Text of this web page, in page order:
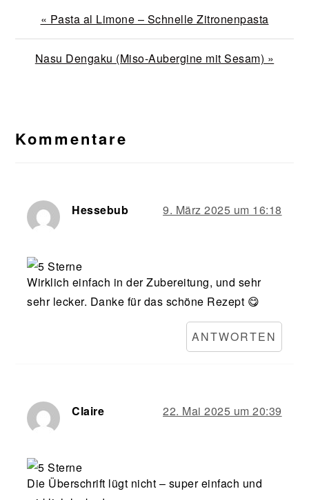
Vorheriger
Beitrag:
« Pasta al Limone – Schnelle Zitronenpasta
Nächster
Nasu Dengaku (Miso-Aubergine mit Sesam) »
Interaktionen
Kommentare
Hessebub 9. März 2025 um 16:18
Wirklich einfach in der Zubereitung, und sehr
sehr lecker. Danke für das schöne Rezept 😋
ANTWORTEN
Claire 22. Mai 2025 um 20:39
Die Überschrift lügt nicht – super einfach und